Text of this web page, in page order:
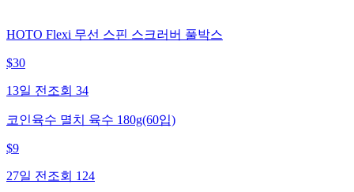
HOTO Flexi 무선 스핀 스크러버 풀박스
$30
13일 전 조회 34
코인육수 멸치 육수 180g(60입)
$9
27일 전 조회 124